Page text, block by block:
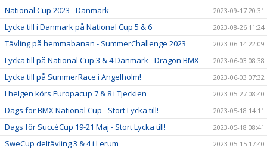
National Cup 2023 - Danmark 2023-09-17 20:31
Lycka till i Danmark på National Cup 5 & 6 2023-08-26 11:24
Tävling på hemmabanan - SummerChallenge 2023 2023-06-14 22:09
Lycka till på National Cup 3 & 4 Danmark - Dragon BMX 2023-06-03 08:38
Lycka till på SummerRace i Ängelholm! 2023-06-03 07:32
I helgen körs Europacup 7 & 8 i Tjeckien 2023-05-27 08:40
Dags för BMX National Cup - Stort Lycka till! 2023-05-18 14:11
Dags för SuccéCup 19-21 Maj - Stort Lycka till! 2023-05-18 08:41
SweCup deltävling 3 & 4 i Lerum 2023-05-15 17:40